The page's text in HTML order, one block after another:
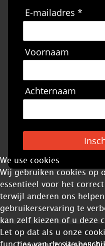
E-mailadres *
Voornaam
Achternaam
We use cookies
Wij gebruiken cookies op
essentieel voor het
terwijl anderen ons
gebruikerservaring te
kan zelf kiezen of u deze
Let op dat als u onze
functies van de site